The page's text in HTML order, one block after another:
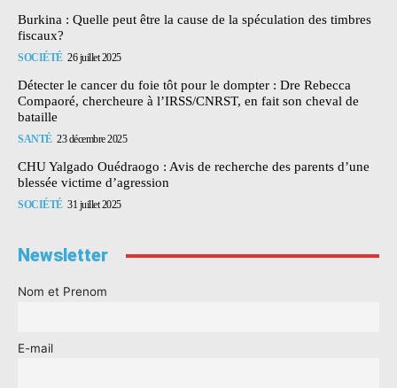
Burkina : Quelle peut être la cause de la spéculation des timbres
fiscaux?
SOCIÉTÉ 26 juillet 2025
Détecter le cancer du foie tôt pour le dompter : Dre Rebecca
Compaoré, chercheure à l’IRSS/CNRST, en fait son cheval de
bataille
SANTÉ 23 décembre 2025
CHU Yalgado Ouédraogo : Avis de recherche des parents d’une
blessée victime d’agression
SOCIÉTÉ 31 juillet 2025
Newsletter
Nom et Prenom
E-mail